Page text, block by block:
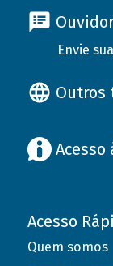
Envie
Outros
Acesso
Quem somos